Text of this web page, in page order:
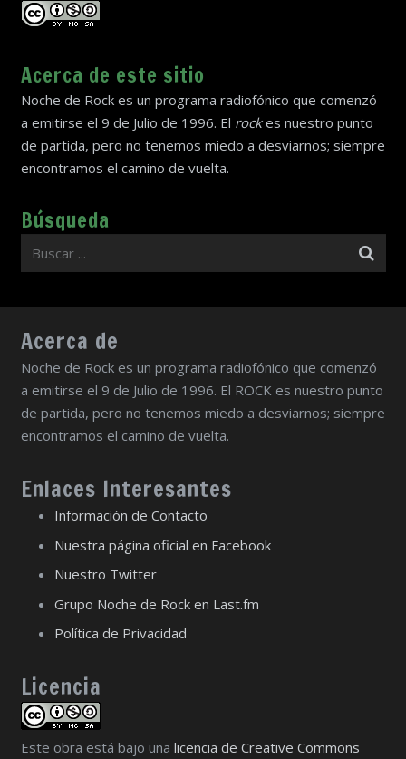
Acerca de este sitio
Noche de Rock es un programa radiofónico que comenzó
a emitirse el 9 de Julio de 1996. El rockes nuestro punto
de partida, pero no tenemos miedo a desviarnos; siempre
encontramos el camino de vuelta.
Búsqueda
Acerca de
Noche de Rock es un programa radiofónico que comenzó
a emitirse el 9 de Julio de 1996. El ROCK es nuestro punto
de partida, pero no tenemos miedo a desviarnos; siempre
encontramos el camino de vuelta.
Enlaces Interesantes
Información de Contacto
Nuestra página oficial en Facebook
Nuestro Twitter
Grupo Noche de Rock en Last.fm
Política de Privacidad
Licencia
Este obra está bajo una licencia de Creative Commons